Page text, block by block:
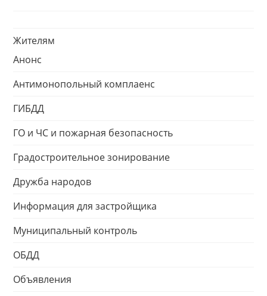
Жителям
Анонс
Антимонопольный комплаенс
ГИБДД
ГО и ЧС и пожарная безопасность
Градостроительное зонирование
Дружба народов
Информация для застройщика
Муниципальный контроль
ОБДД
Объявления